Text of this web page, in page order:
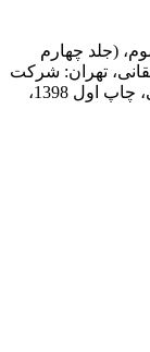
(جلد چهارم
تهران: شرکت
سهامی انتشار، مجتمع فرهنگی آیت‌الله طالقانی، چاپ اول 1398،